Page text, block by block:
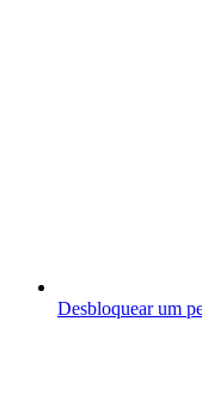
Desbloquear um